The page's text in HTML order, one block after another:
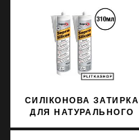
СИЛІКОНОВА ЗАТИРКА
ДЛЯ НАТУРАЛЬНОГО